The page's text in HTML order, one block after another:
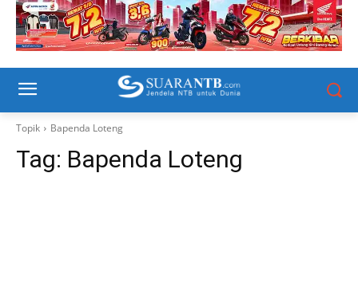
Topik Bapenda Loteng
Tag: Bapenda Loteng